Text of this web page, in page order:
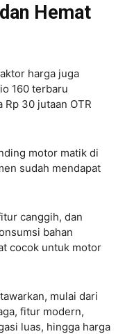
Hemat
harga juga
160 terbaru
30 jutaan OTR
motor matik di
sudah mendapat
canggih, dan
bahan
cocok untuk motor
mulai dari
fitur modern,
luas, hingga harga